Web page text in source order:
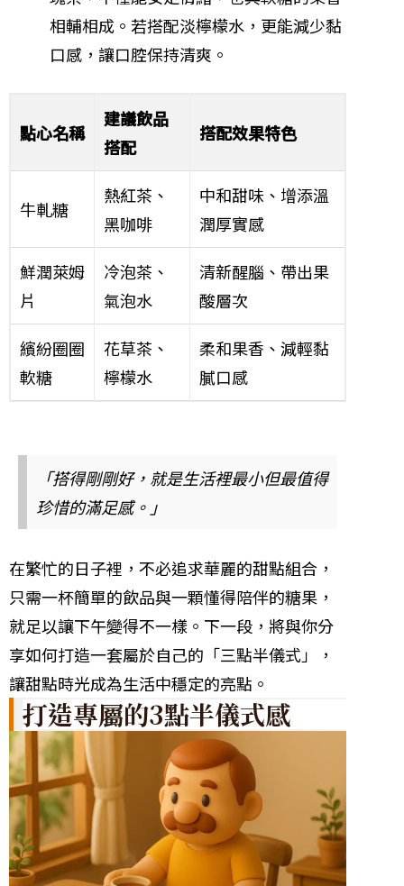
相輔相成。若搭配淡檸檬水，更能減少黏
口感，讓口腔保持清爽。
點心名稱
建議飲品
搭配
搭配效果特色
牛軋糖
熱紅茶、
黑咖啡
中和甜味、增添溫
潤厚實感
鮮潤萊姆
片
冷泡茶、
氣泡水
清新醒腦、帶出果
酸層次
繽紛圈圈
軟糖
花草茶、
檸檬水
柔和果香、減輕黏
膩口感
「搭得剛剛好，就是生活裡最小但最值得
珍惜的滿足感。」
在繁忙的日子裡，不必追求華麗的甜點組合，
只需一杯簡單的飲品與一顆懂得陪伴的糖果，
就足以讓下午變得不一樣。下一段，將與你分
享如何打造一套屬於自己的「三點半儀式」，
讓甜點時光成為生活中穩定的亮點。
打造專屬的3點半儀式感